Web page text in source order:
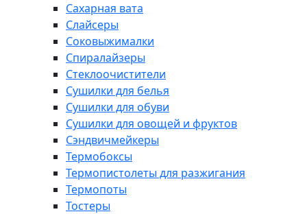
Сахарная вата
Слайсеры
Соковыжималки
Спиралайзеры
Стеклоочистители
Сушилки для белья
Сушилки для обуви
Сушилки для овощей и фруктов
Сэндвичмейкеры
Термобоксы
Термопистолеты для разжигания
Термопоты
Тостеры